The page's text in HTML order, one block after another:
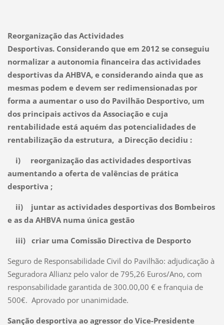
Reorganização das Actividades
Desportivas. Considerando que em 2012 se conseguiu
normalizar a autonomia financeira das actividades
desportivas da AHBVA, e considerando ainda que as
mesmas podem e devem ser redimensionadas por
forma a aumentar o uso do Pavilhão Desportivo, um
dos principais activos da Associação e cuja
rentabilidade está aquém das potencialidades de
rentabilização da estrutura, a Direcção decidiu :
i) reorganização das actividades desportivas
aumentando a oferta de valências de prática
desportiva ;
ii) juntar as actividades desportivas dos Bombeiros
e as da AHBVA numa única gestão
iii) criar uma Comissão Directiva de Desporto
Seguro de Responsabilidade Civil do Pavilhão: adjudicação à
Seguradora Allianz pelo valor de 795,26 Euros/Ano, com
responsabilidade garantida de 300.00,00 € e franquia de
500€. Aprovado por unanimidade.
Sanção desportiva ao agressor do Vice-Presidente